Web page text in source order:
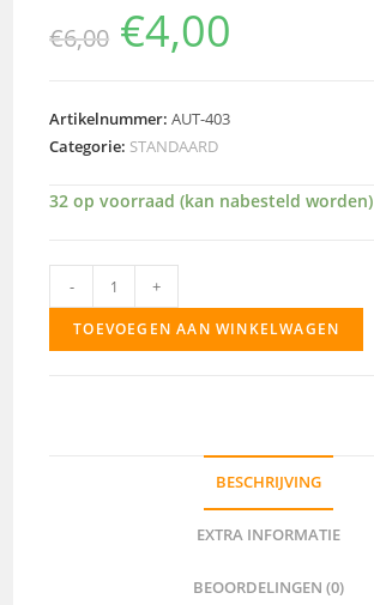
€6,00 €4,00
Artikelnummer:AUT-403
Categorie: STANDAARD
32 op voorraad (kan nabesteld worden)
-
403
aantal
+
TOEVOEGEN AAN WINKELWAGEN
BESCHRIJVING
EXTRA INFORMATIE
BEOORDELINGEN (0)